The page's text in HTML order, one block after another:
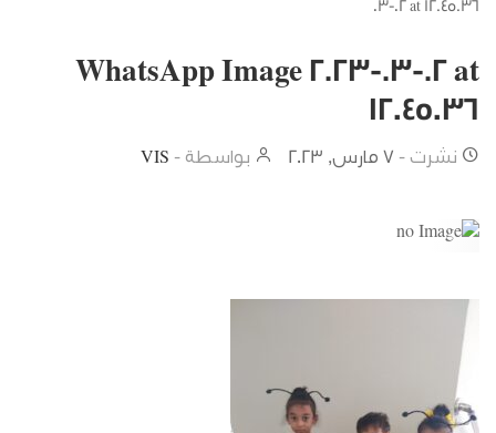
03-02 at 12.45.36
WhatsApp Image 2023-03-02 at
12.45.36
نشرت - بواسطة - VIS